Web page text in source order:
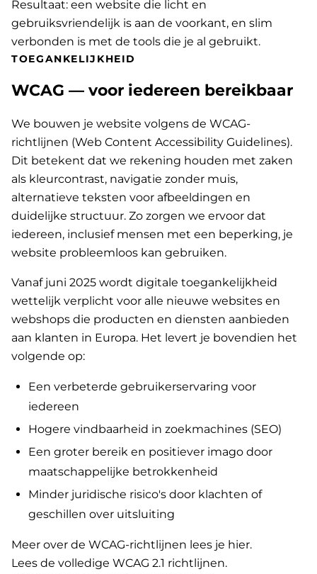
Resultaat: een website die licht en
gebruiksvriendelijk is aan de voorkant, en slim
verbonden is met de tools die je al gebruikt.
TOEGANKELIJKHEID
WCAG — voor iedereen bereikbaar
We bouwen je website volgens de WCAG-
richtlijnen (Web Content Accessibility Guidelines).
Dit betekent dat we rekening houden met zaken
als kleurcontrast, navigatie zonder muis,
alternatieve teksten voor afbeeldingen en
duidelijke structuur. Zo zorgen we ervoor dat
iedereen, inclusief mensen met een beperking, je
website probleemloos kan gebruiken.
Vanaf juni 2025 wordt digitale toegankelijkheid
wettelijk verplicht voor alle nieuwe websites en
webshops die producten en diensten aanbieden
aan klanten in Europa. Het levert je bovendien het
volgende op:
Een verbeterde gebruikerservaring voor
iedereen
Hogere vindbaarheid in zoekmachines (SEO)
Een groter bereik en positiever imago door
maatschappelijke betrokkenheid
Minder juridische risico's door klachten of
geschillen over uitsluiting
Meer over de WCAG-richtlijnen lees je hier.
Lees de volledige WCAG 2.1 richtlijnen.